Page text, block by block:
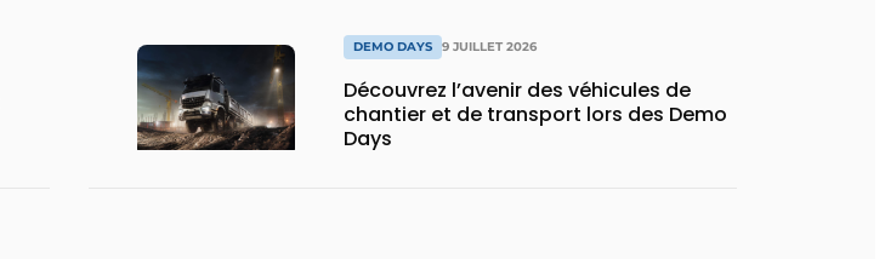
DEMO DAYS 9 JUILLET 2026
Découvrez l’avenir des véhicules de
chantier et de transport lors des Demo
Days